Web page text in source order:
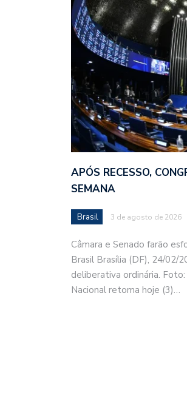
APÓS RECESSO,
SEMANA
Brasil 3 de agosto de 2026
Câmara e Senado farão
Brasil Brasília (DF), 24/02/
deliberativa ordinária.
Nacional retoma hoje (3)…